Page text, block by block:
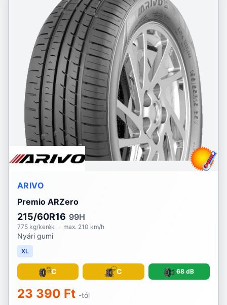
ARIVO
Premio ARZero
215/60R16 99H
775 kg/kerék · max. 210 km/h
Nyári gumi
XL
C C 68 dB
23 390 Ft -tól